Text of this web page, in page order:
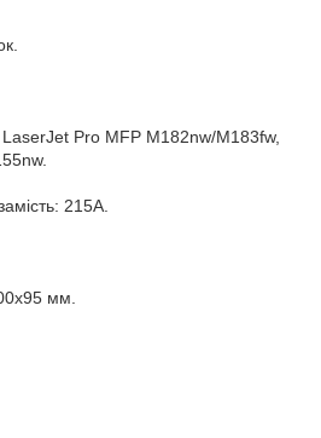
LaserJet Pro MFP M182nw/M183fw,
215A.
мм.